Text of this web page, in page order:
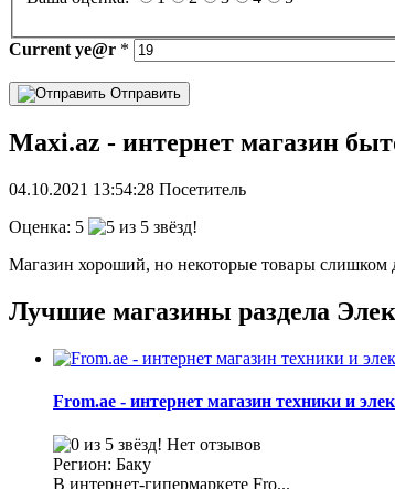
Current ye@r *
Отправить
Maxi.az - интернет магазин
04.10.2021 13:54:28 Посетитель
Оценка: 5
Магазин хороший, но некоторые товары слишком
Лучшие магазины раздела
From.ae - интернет магазин техники и
Нет отзывов
Регион: Баку
В интернет-гипермаркете Fro...